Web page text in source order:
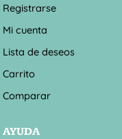
Registrarse
Mi cuenta
Lista de deseos
Carrito
Comparar
AYUDA